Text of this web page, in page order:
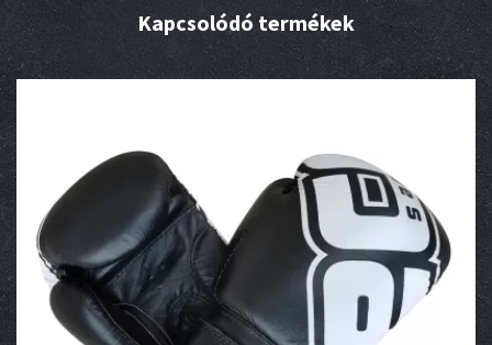
Kapcsolódó termékek